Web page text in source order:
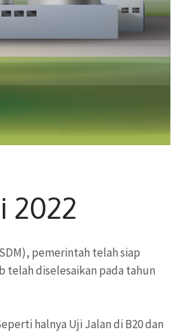
2022
pemerintah telah siap
telah diselesaikan pada tahun
halnya Uji Jalan di B20 dan